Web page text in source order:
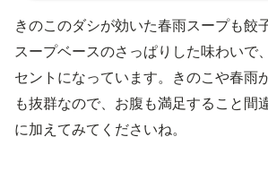
きのこのダシが効いた春雨スープも餃
スープベースのさっぱりした味わいで
セントになっています。きのこや春雨
も抜群なので、お腹も満足すること間
に加えてみてくださいね。